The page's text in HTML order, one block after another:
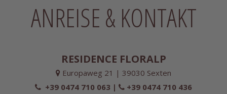
ANREISE & KONTAKT
RESIDENCE FLORALP
Europaweg 21 | 39030 Sexten
+39 0474 710 063 |
+39 0474 710 436